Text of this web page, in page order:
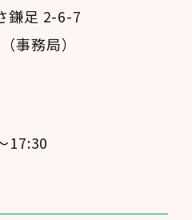
鎌足 2-6-7
事務局）
17:30